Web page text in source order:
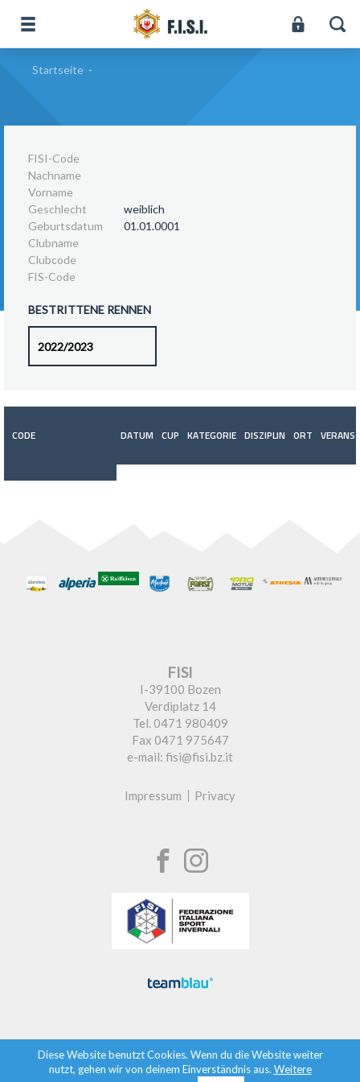
Startseite -
FISI-Code
Nachname
Vorname
Geschlecht
weiblich
Geburtsdatum
01.01.0001
Clubname
Clubcode
FIS-Code
BESTRITTENE RENNEN
CODE DATUM CUP KATEGORIE DISZIPLIN ORT
FISI
I-39100 Bozen
Verdiplatz 14
Tel. 0471 980409
Fax 0471 975647
e-mail: fisi@fisi.bz.it
Impressum Privacy
Diese Website benutzt Cookies. Wenn du die Website weiter
nutzt, gehen wir von deinem Einverständnis aus. Weitere